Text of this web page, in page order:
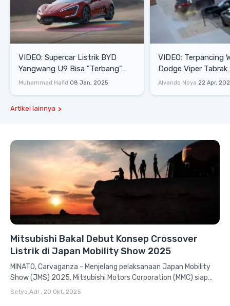
VIDEO: Supercar Listrik BYD
Yangwang U9 Bisa "Terbang"
Lewati Rintangan
Muhammad Hafid 08 Jan, 2025
VIDEO: Terpancing
Dodge Viper Tabrak
Saat Burnout
Alvando Noya 22 Apr,
Artikel lainnya
Mitsubishi Bakal Debut Konsep Crossover
Listrik di Japan Mobility Show 2025
MINATO, Carvaganza - Menjelang pelaksanaan Japan Mobility
Show (JMS) 2025, Mitsubishi Motors Corporation (MMC) siap
memamerkan inovasi terbarunya di ajang...
Setyo Adi . 20 Okt, 2025